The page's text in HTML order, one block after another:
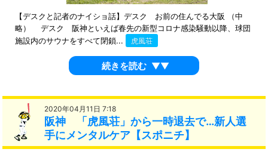
【デスクと記者のナイショ話】デスク お前の住んでる大阪 （中
略） デスク 阪神といえば春先の新型コロナ感染騒動以降、球団
施設内のサウナをすべて閉鎖...
虎風荘
続きを読む ▼▼
2020年04月11日 7:18
阪神 「虎風荘」から一時退去で…新人選
手にメンタルケア【スポニチ】